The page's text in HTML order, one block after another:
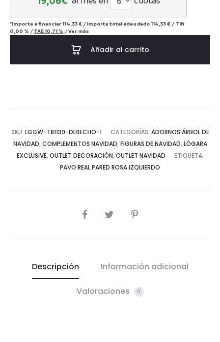
*Importe a financiar114,33 € / Importe total adeudado114,33 € / TIN
0,00 % / TAE10,71 % /Ver más
Añadir al carrito
SKU: LGGW-T81139-DERECHO-1 CATEGORÍAS: ADORNOS ÁRBOL DE
NAVIDAD, COMPLEMENTOS NAVIDAD, FIGURAS DE NAVIDAD, LÓGARA
EXCLUSIVE, OUTLET DECORACIÓN, OUTLET NAVIDAD
ETIQUETA:
PAVO REAL PARED ROSA IZQUIERDO
COMPARTIR
Descripción Información adicional
Valoraciones 0